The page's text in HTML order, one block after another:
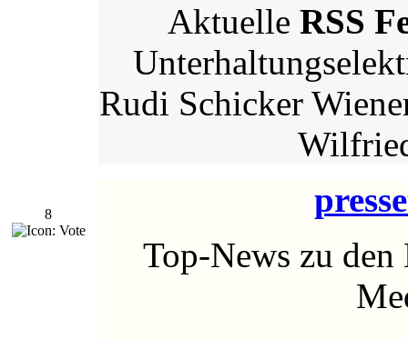
Aktuelle RSS
Rudi Schicker
8
Top-News zu den